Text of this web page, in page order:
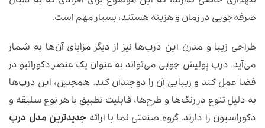
صرفه‌جویی در زمان و هزینه هستند، بسیار مهم است.
طراحی زیبا و مدرن این درب‌ها نیز از دیگر مزایای آن‌ها به شمار
می‌آید. درب پولیش چوبی می‌تواند به عنوان یک عنصر دکوراتیو در
فضا عمل کند و زیبایی آن را دوچندان کند. همچنین، این درب‌ها
به دلیل تنوع در رنگ‌ها و طرح‌ها، قابلیت تطبیق با هر نوع سلیقه و
دکوراسیون را دارند. گروه صنعتی نما با ارائه جدیدترین مدل درب